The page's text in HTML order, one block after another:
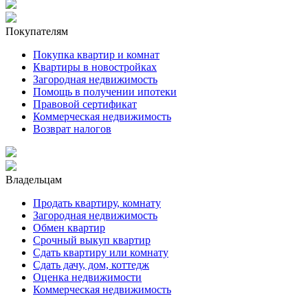
Покупателям
Покупка квартир и комнат
Квартиры в новостройках
Загородная недвижимость
Помощь в получении ипотеки
Правовой сертификат
Коммерческая недвижимость
Возврат налогов
Владельцам
Продать квартиру, комнату
Загородная недвижимость
Обмен квартир
Срочный выкуп квартир
Сдать квартиру или комнату
Сдать дачу, дом, коттедж
Оценка недвижимости
Коммерческая недвижимость